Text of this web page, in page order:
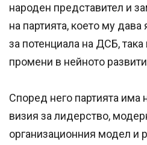
народен представител и
на партията, което му
за потенциала на ДСБ,
промени в нейното
Според него партията
визия за лидерство,
организационния модел и